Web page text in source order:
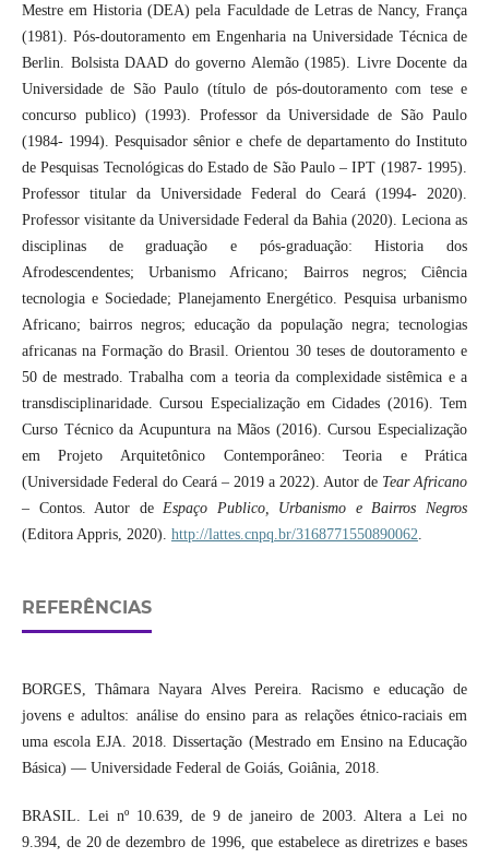
Mestre em Historia (DEA) pela Faculdade de Letras de Nancy, França
(1981). Pós-doutoramento em Engenharia na Universidade Técnica de
Berlin. Bolsista DAAD do governo Alemão (1985). Livre Docente da
Universidade de São Paulo (título de pós-doutoramento com tese e
concurso publico) (1993). Professor da Universidade de São Paulo
(1984- 1994). Pesquisador sênior e chefe de departamento do Instituto
de Pesquisas Tecnológicas do Estado de São Paulo – IPT (1987- 1995).
Professor titular da Universidade Federal do Ceará (1994- 2020).
Professor visitante da Universidade Federal da Bahia (2020). Leciona as
disciplinas de graduação e pós-graduação: Historia dos
Afrodescendentes; Urbanismo Africano; Bairros negros; Ciência
tecnologia e Sociedade; Planejamento Energético. Pesquisa urbanismo
Africano; bairros negros; educação da população negra; tecnologias
africanas na Formação do Brasil. Orientou 30 teses de doutoramento e
50 de mestrado. Trabalha com a teoria da complexidade sistêmica e a
transdisciplinaridade. Cursou Especialização em Cidades (2016). Tem
Curso Técnico da Acupuntura na Mãos (2016). Cursou Especialização
em Projeto Arquitetônico Contemporâneo: Teoria e Prática
(Universidade Federal do Ceará – 2019 a 2022). Autor de Tear Africano
– Contos. Autor de Espaço Publico, Urbanismo e Bairros Negros
(Editora Appris, 2020). http://lattes.cnpq.br/3168771550890062
REFERÊNCIAS
BORGES, Thâmara Nayara Alves Pereira. Racismo e educação de
jovens e adultos: análise do ensino para as relações étnico-raciais em
uma escola EJA. 2018. Dissertação (Mestrado em Ensino na Educação
Básica) — Universidade Federal de Goiás, Goiânia, 2018.
BRASIL. Lei nº 10.639, de 9 de janeiro de 2003. Altera a Lei no
9.394, de 20 de dezembro de 1996, que estabelece as diretrizes e bases